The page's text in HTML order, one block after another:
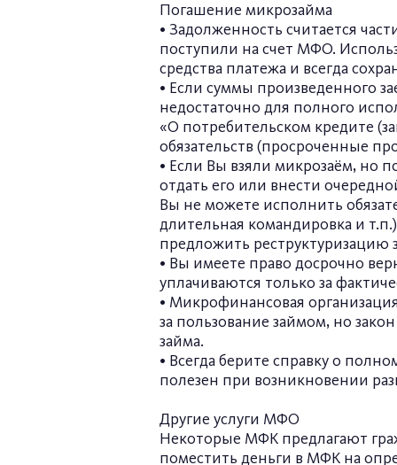
Погашение микрозайма
• Задолженность считается
поступили на счет МФО.
средства платежа и всегда
• Если суммы произведенного
недостаточно для полного
«О потребительском кредите
обязательств (просроченные
• Если Вы взяли микрозаём, но
отдать его или внести
Вы не можете исполнить
длительная командировка и
предложить реструктуризацию
• Вы имеете право досрочно
уплачиваются только за
• Микрофинансовая
за пользование займом, но
займа.
• Всегда берите справку о
полезен при возникновении
Другие услуги МФО
Некоторые МФК предлагают
поместить деньги в МФК на